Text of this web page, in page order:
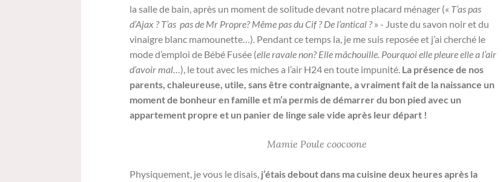
la salle de bain, après un moment de solitude devant notre placard ménager (« T’as pas
d’Ajax ? T’as pas de Mr Propre? Même pas du Cif ? De l’antical ?» - Juste du savon noir et du
vinaigre blanc mamounette…). Pendant ce temps la, je me suis reposée et j’ai cherché le
mode d’emploi de Bébé Fusée (elle ravale non? Elle mâchouille. Pourquoi elle pleure elle a l’air
d’avoir mal…), le tout avec les miches a l’air H24 en toute impunité. La présence de nos
parents, chaleureuse, utile, sans être contraignante, a vraiment fait de la naissance un
moment de bonheur en famille et m’a permis de démarrer du bon pied avec un
appartement propre et un panier de linge sale vide après leur départ !
Mamie Poule coocoone
Physiquement, je vous le disais, j’étais debout dans ma cuisine deux heures après la